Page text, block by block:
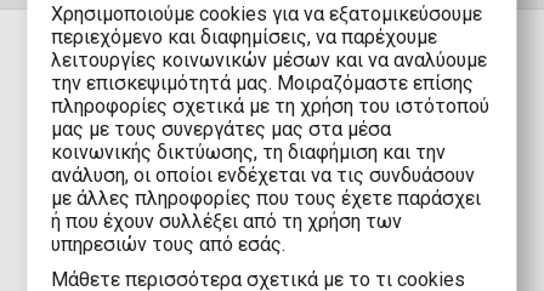
ΠΑΡΑΔΟΣΗ
Αποστολή στην Ελλάδα με Boxnow:Μόνο 1,90€
(Δωρεάν άνω των80,00€)
Αποστολή στην Ελλάδα: 2,90€(Δωρεάν άνω των
80,00€)
Αποστολή στην Κύπρο με Boxnow:8,00€(Δωρεάν
Χρησιμοποιούμε cookies για να εξατομικεύσουμε
περιεχόμενο και διαφημίσεις, να παρέχουμε
λειτουργίες κοινωνικών μέσων και να αναλύουμε
την επισκεψιμότητά μας. Μοιραζόμαστε επίσης
πληροφορίες σχετικά με τη χρήση του ιστότοπού
μας με τους συνεργάτες μας στα μέσα
κοινωνικής δικτύωσης, τη διαφήμιση και την
ανάλυση, οι οποίοι ενδέχεται να τις συνδυάσουν
με άλλες πληροφορίες που τους έχετε παράσχει
ή που έχουν συλλέξει από τη χρήση των
υπηρεσιών τους από εσάς.
Mάθετε περισσότερα σχετικά με το τι cookies